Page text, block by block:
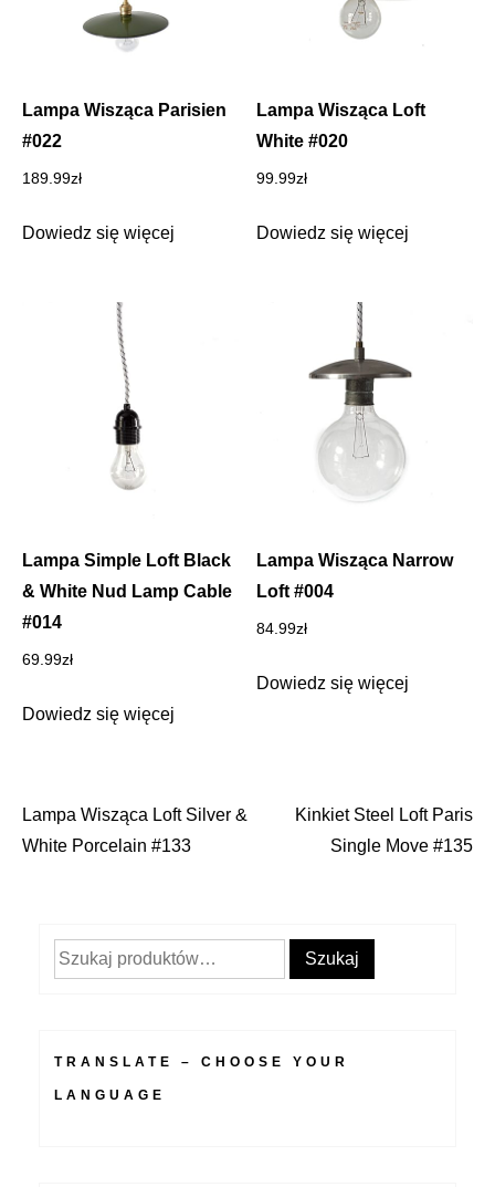
Lampa Wisząca Parisien
#022
189.99zł
Dowiedz się więcej
Lampa Wisząca Loft
White #020
99.99zł
Dowiedz się więcej
Lampa Simple Loft Black
& White Nud Lamp Cable
#014
69.99zł
Dowiedz się więcej
Lampa Wisząca Narrow
Loft #004
84.99zł
Dowiedz się więcej
Nawigacja
Lampa Wisząca Loft Silver &
White Porcelain #133
Kinkiet Steel Loft Paris
Single Move #135
Szukaj: Szukaj
TRANSLATE – CHOOSE YOUR
LANGUAGE